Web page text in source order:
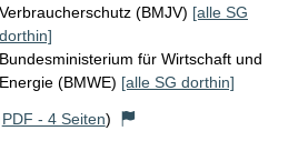
Verbraucherschutz (BMJV) [alle SG
dorthin]
Bundesministerium für Wirtschaft und
Energie (BMWE) [alle SG dorthin]
PDF - 4 Seiten)